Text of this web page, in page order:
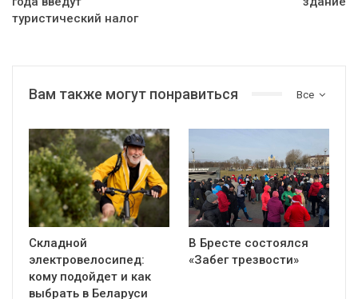
туристический налог
Все
Вам также могут понравиться
Складной
электровелосипед:
кому подойдет и как
выбрать в Беларуси
В Бресте состоялся
«Забег трезвости»